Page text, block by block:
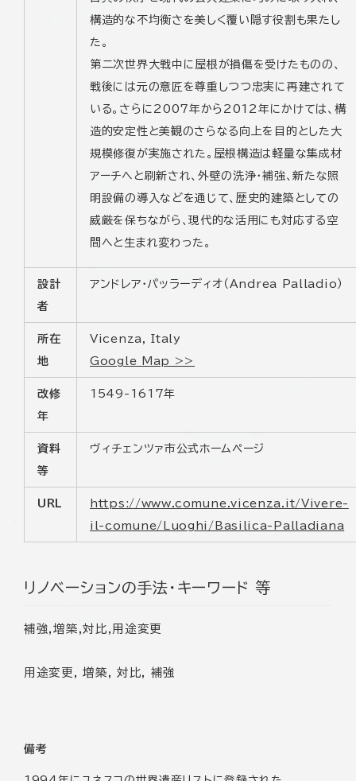
構造的な不均衡さを美しく覆い隠す役割も果たし
た。
第二次世界大戦中に屋根が損傷を受けたものの、
戦後には元の意匠を尊重しつつ忠実に再建されて
いる。さらに2007年から2012年にかけては、構
造的安定性と美観のさらなる向上を目的とした大
規模修復が実施された。屋根構造は軽量な集成材
アーチへと刷新され、外壁の洗浄・補強、新たな照
明設備の導入などを通じて、歴史的建築としての
威厳を保ちながら、現代的な活用にも対応する空
間へと生まれ変わった。
設計
者
アンドレア・パッラーディオ（Andrea Palladio）
所在
地
Vicenza, Italy
Google Map >>
改修
年
1549-1617年
資料
等
ヴィチェンツァ市公式ホームページ
URL
https://www.comune.vicenza.it/Vivere-
il-comune/Luoghi/Basilica-Palladiana
リノベーションの手法・キーワード 等
補強,増築,対比,用途変更
用途変更, 増築, 対比, 補強
備考